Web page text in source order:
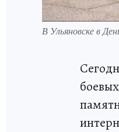
В Ульяновске в